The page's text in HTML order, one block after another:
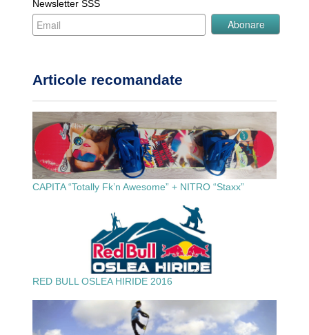
Newsletter SSS
Articole recomandate
CAPITA “Totally Fk’n Awesome” + NITRO “Staxx”
RED BULL OSLEA HIRIDE 2016